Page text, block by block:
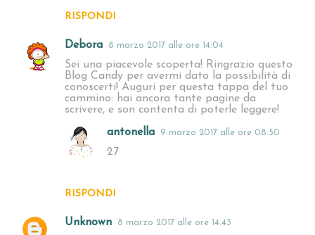
RISPONDI
Debora 8 marzo 2017 alle ore 14:04
Sei una piacevole scoperta! Ringrazio questo
Blog Candy per avermi dato la possibilità di
conoscerti! Auguri per questa tappa del tuo
cammino: hai ancora tante pagine da
scrivere, e son contenta di poterle leggere!
RISPONDI
antonella 9 marzo 2017 alle ore 08:50
27
Unknown 8 marzo 2017 alle ore 14:43